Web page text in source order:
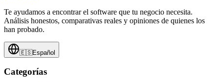
Te ayudamos a encontrar el software que tu negocio necesita.
Análisis honestos, comparativas reales y opiniones de quienes los
han probado.
🇪🇸Español
Categorías